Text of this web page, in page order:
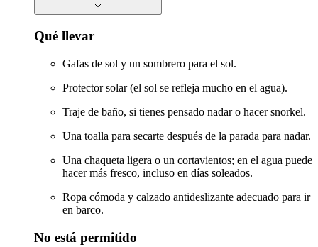
Qué llevar
Gafas de sol y un sombrero para el sol.
Protector solar (el sol se refleja mucho en el agua).
Traje de baño, si tienes pensado nadar o hacer snorkel.
Una toalla para secarte después de la parada para nadar.
Una chaqueta ligera o un cortavientos; en el agua puede
hacer más fresco, incluso en días soleados.
Ropa cómoda y calzado antideslizante adecuado para ir
en barco.
No está permitido